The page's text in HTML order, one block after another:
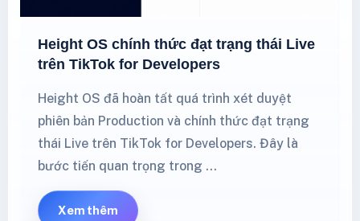
Height OS chính thức đạt trạng thái Live
trên TikTok for Developers
Height OS đã hoàn tất quá trình xét duyệt
phiên bản Production và chính thức đạt trạng
thái Live trên TikTok for Developers. Đây là
bước tiến quan trọng trong …
Xem thêm